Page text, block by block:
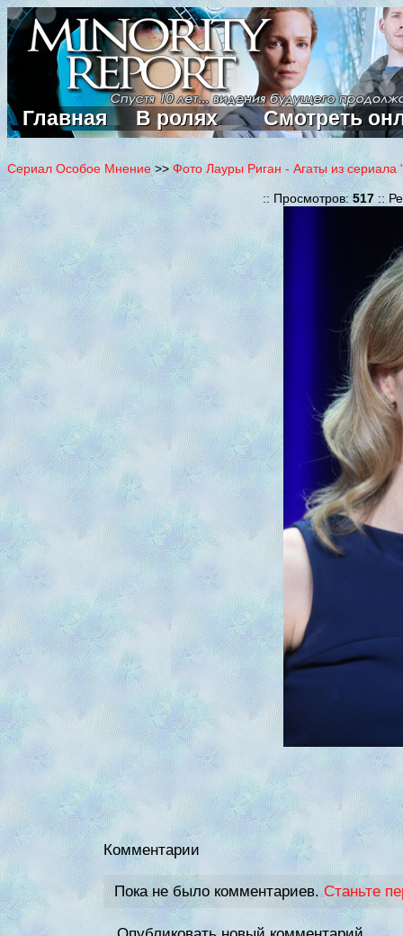
Главная В ролях Смотреть
Сериал Особое Мнение >>Фото Лауры Риган - Агаты из
:: Просмотров: 517 ::
Комментарии
Пока не было комментариев. Станьте